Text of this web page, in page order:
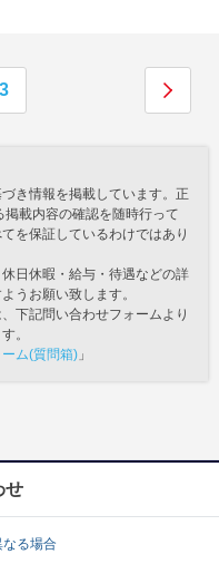
3
き情報を掲載しています。正
載内容の確認を随時行って
を保証しているわけではあり
日休暇・給与・待遇などの詳
うお願い致します。
下記問い合わせフォームより
。
ム(質問箱) 」
せ
なる場合